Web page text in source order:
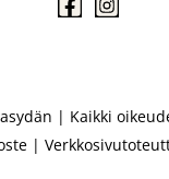
| Kaikki
|